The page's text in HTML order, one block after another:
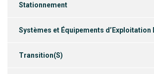
Stationnement
Systèmes et Équipements d’Exploitation
Transition(S)